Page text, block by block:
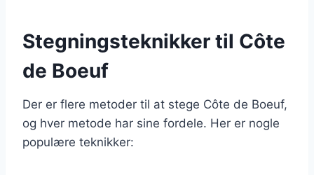
Stegningsteknikker til Côte
de Boeuf
Der er flere metoder til at stege Côte de Boeuf,
og hver metode har sine fordele. Her er nogle
populære teknikker: